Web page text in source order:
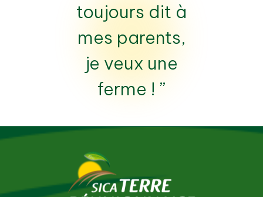
toujours dit à
mes parents,
je veux une
ferme ! ”